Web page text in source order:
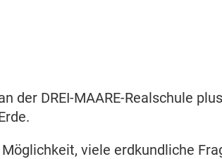
der DREI-MAARE-Realschule
viele erdkundliche